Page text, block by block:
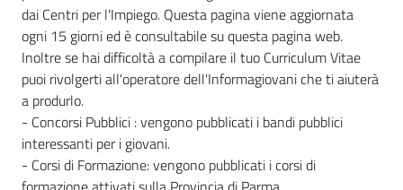
dai Centri per l'Impiego. Questa pagina viene aggiornata
ogni 15 giorni ed è consultabile su questa pagina web.
Inoltre se hai difficoltà a compilare il tuo Curriculum Vitae
puoi rivolgerti all'operatore dell'Informagiovani che ti aiuterà
a produrlo.
- Concorsi Pubblici : vengono pubblicati i bandi pubblici
interessanti per i giovani.
- Corsi di Formazione: vengono pubblicati i corsi di